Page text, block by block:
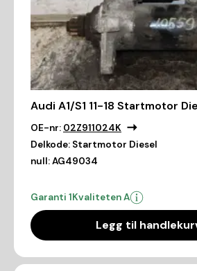
Audi A1/S1 11-18 Startmotor
OE-nr: 02Z911024K
Delkode: Startmotor Diesel
null:AG49034
Garanti 1Kvaliteten A
Legg til